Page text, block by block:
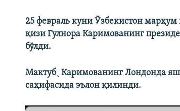
25 февраль куни Ўзбекистон
қизи Гулнора Каримованинг
бўлди.
Мактуб¸ Каримованинг Лондонда
саҳифасида эълон қилинди.